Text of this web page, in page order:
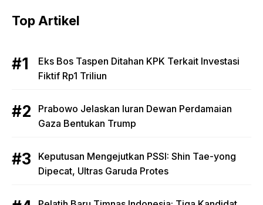
Top Artikel
Eks Bos Taspen Ditahan KPK Terkait Investasi
Fiktif Rp1 Triliun
Prabowo Jelaskan Iuran Dewan Perdamaian
Gaza Bentukan Trump
Keputusan Mengejutkan PSSI: Shin Tae-yong
Dipecat, Ultras Garuda Protes